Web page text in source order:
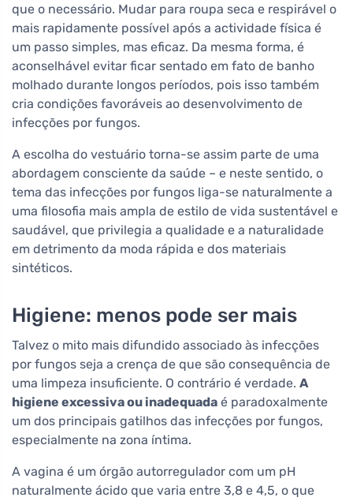
que o necessário. Mudar para roupa seca e respirável o
mais rapidamente possível após a actividade física é
um passo simples, mas eficaz. Da mesma forma, é
aconselhável evitar ficar sentado em fato de banho
molhado durante longos períodos, pois isso também
cria condições favoráveis ao desenvolvimento de
infecções por fungos.
A escolha do vestuário torna-se assim parte de uma
abordagem consciente da saúde – e neste sentido, o
tema das infecções por fungos liga-se naturalmente a
uma filosofia mais ampla de estilo de vida sustentável e
saudável, que privilegia a qualidade e a naturalidade
em detrimento da moda rápida e dos materiais
sintéticos.
Higiene: menos pode ser mais
Talvez o mito mais difundido associado às infecções
por fungos seja a crença de que são consequência de
uma limpeza insuficiente. O contrário é verdade. A
higiene excessiva ou inadequada é paradoxalmente
um dos principais gatilhos das infecções por fungos,
especialmente na zona íntima.
A vagina é um órgão autorregulador com um pH
naturalmente ácido que varia entre 3,8 e 4,5, o que